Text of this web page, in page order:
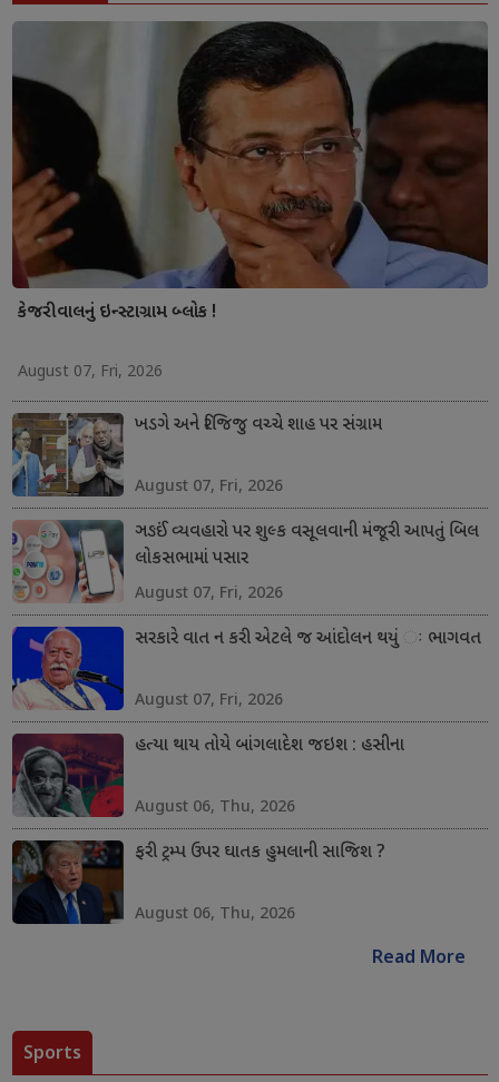
કેજરીવાલનું ઇન્સ્ટાગ્રામ બ્લોક !
August 07, Fri, 2026
ખડગે અને રિજિજુ વચ્ચે શાહ પર સંગ્રામ
August 07, Fri, 2026
ઞઙઈં વ્યવહારો પર શુલ્ક વસૂલવાની મંજૂરી આપતું બિલ
લોકસભામાં પસાર
August 07, Fri, 2026
સરકારે વાત ન કરી એટલે જ આંદોલન થયું ઃ ભાગવત
August 07, Fri, 2026
હત્યા થાય તોયે બાંગલાદેશ જઇશ : હસીના
August 06, Thu, 2026
ફરી ટ્રમ્પ ઉપર ઘાતક હુમલાની સાજિશ ?
August 06, Thu, 2026
Read More
Sports